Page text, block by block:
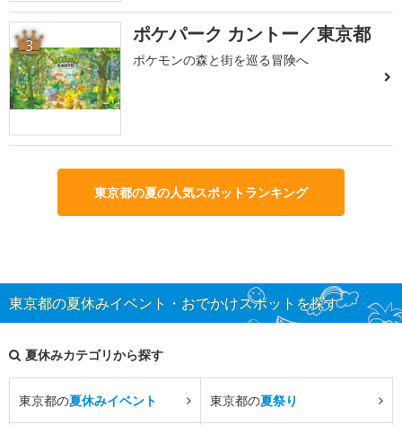
3 ポケパーク カントー／東京都
ポケモンの森と街を巡る冒険へ
東京都の夏の人気スポットランキング
東京都の夏休みイベント・おでかけスポットを探す
夏休みカテゴリから探す
東京都の夏休みイベント 東京都の夏祭り